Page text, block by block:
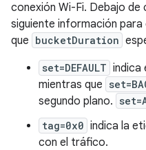
conexión Wi-Fi. Debajo de
siguiente información
que bucketDuration
set=DEFAULT indica
mientras que
segundo plano.
tag=0x0 indica la
con el tráfico.